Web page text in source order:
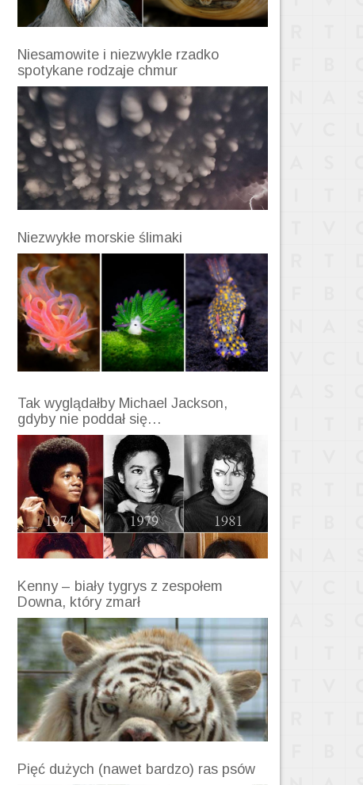
Niesamowite i niezwykle rzadko
spotykane rodzaje chmur
Niezwykłe morskie ślimaki
Tak wyglądałby Michael Jackson,
gdyby nie poddał się…
Kenny – biały tygrys z zespołem
Downa, który zmarł
Pięć dużych (nawet bardzo) ras psów